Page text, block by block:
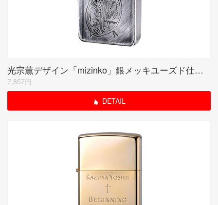
光宗薫デザイン「mizinko」銀メッキユーズド仕上げ シリアルナンバー入り受注限定品
7,857円
DETAIL